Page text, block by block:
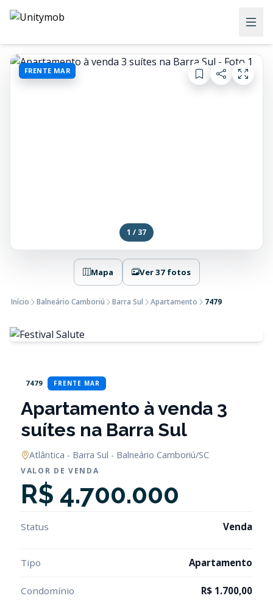
FRENTE MAR
1 / 37
Mapa Ver 37 fotos
Início Balneário Camboriú Barra Sul Apartamento 7479
7479 FRENTE MAR
Apartamento à venda 3
suítes na Barra Sul
Atlântica - Barra Sul - Balneário Camboriú/SC
VALOR DE VENDA
R$ 4.700.000
Status Venda
Tipo Apartamento
Condomínio R$ 1.700,00